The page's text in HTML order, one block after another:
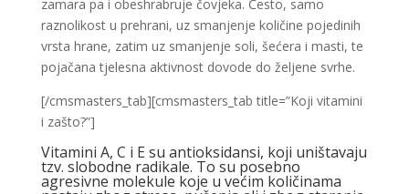
zamara pa i obeshrabruje čovjeka. Često, samo
raznolikost u prehrani, uz smanjenje količine pojedinih
vrsta hrane, zatim uz smanjenje soli, šećera i masti, te
pojačana tjelesna aktivnost dovode do željene svrhe.
[/cmsmasters_tab][cmsmasters_tab title=”Koji vitamini
i zašto?”]
Vitamini A, C i E su antioksidansi, koji uništavaju
tzv. slobodne radikale. To su posebno
agresivne molekule koje u većim količinama